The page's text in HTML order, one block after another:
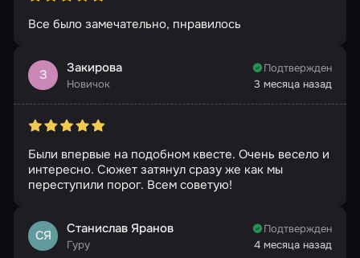
Все было замечательно, пнравилось
З Закирова
Новичок
Подтвержден
3 месяца назад
Были впервые на подобном квесте. Очень весело и
интересно. Сюжет затянул сразу же как мы
переступили порог. Всем советую!
СЯ Станислав Яранов
Гуру
Подтвержден
4 месяца назад